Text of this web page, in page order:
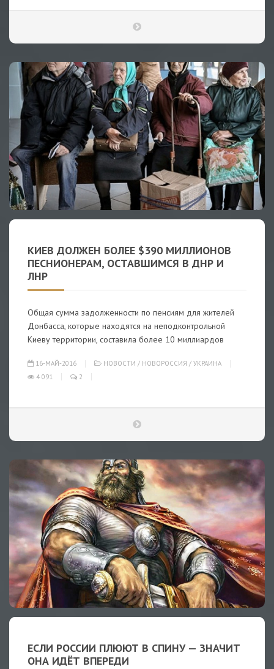
КИЕВ ДОЛЖЕН БОЛЕЕ $390 МИЛЛИОНОВ
ПЕСНИОНЕРАМ, ОСТАВШИМСЯ В ДНР И
ЛНР
Общая сумма задолженности по пенсиям для жителей
Донбасса, которые находятся на неподконтрольной
Киеву территории, составила более 10 миллиардов
16-МАЙ-2016 НОВОСТИ / НОВОРОССИЯ / УКРАИНА
4 091
2
ЕСЛИ РОССИИ ПЛЮЮТ В СПИНУ — ЗНАЧИТ
ОНА ИДЁТ ВПЕРЕДИ